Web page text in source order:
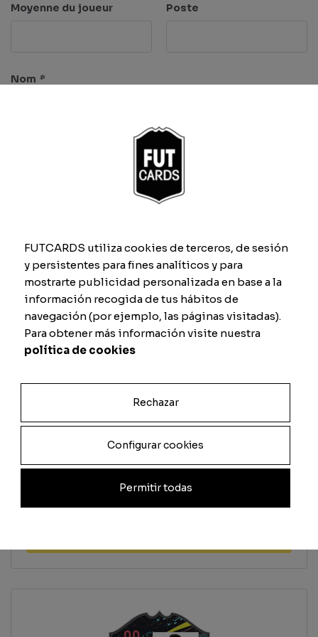
Moyenne du joueur Poste
Nom *
Tir Défense
Passe
Quantité
FUTCARDS utiliza cookies de terceros, de sesión
y persistentes para fines analíticos y para
mostrarte publicidad personalizada en base a la
información recogida de tus hábitos de
navegación (por ejemplo, las páginas visitadas).
Para obtener más información visite nuestra
política de cookies
Rechazar
Configurar cookies
Permitir todas